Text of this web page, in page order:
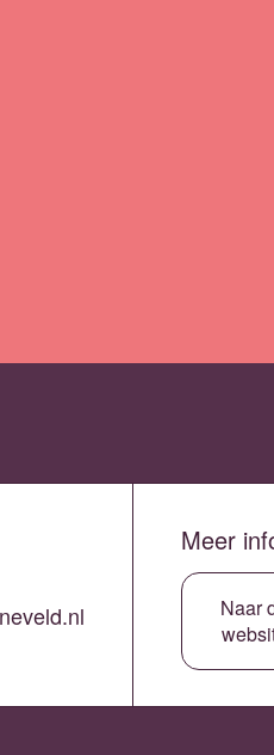
Meer
Naar